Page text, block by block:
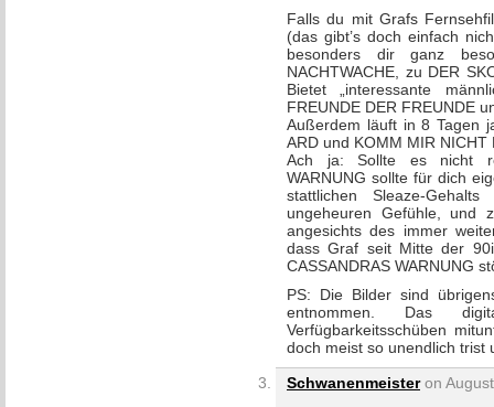
Falls du mit Grafs
(das gibt’s doch einfach
besonders dir ganz
NACHTWACHE, zu DER
Bietet „interessante
FREUNDE DER FREUNDE
Außerdem läuft in 8 Tagen
ARD und KOMM MIR
Ach ja: Sollte es nicht
WARNUNG sollte für dich
stattlichen Sleaze-
ungeheuren Gefühle, und
angesichts des immer
dass Graf seit Mitte der
CASSANDRAS WARNUNG
PS: Die Bilder sind
entnommen. Das
Verfügbarkeitsschüben
doch meist so unendlich trist
Schwanenmeisteron